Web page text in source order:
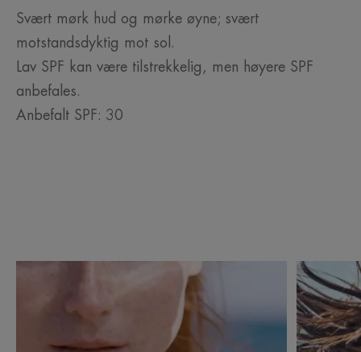
Svært mørk hud og mørke øyne; svært
motstandsdyktig mot sol.
Lav SPF kan være tilstrekkelig, men høyere SPF
anbefales.
Anbefalt SPF: 30